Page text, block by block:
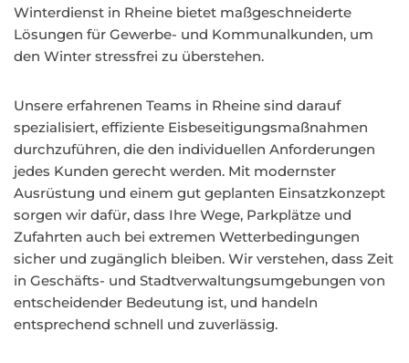
Winterdienst in Rheine bietet maßgeschneiderte
Lösungen für Gewerbe- und Kommunalkunden, um
den Winter stressfrei zu überstehen.
Unsere erfahrenen Teams in Rheine sind darauf
spezialisiert, effiziente Eisbeseitigungsmaßnahmen
durchzuführen, die den individuellen Anforderungen
jedes Kunden gerecht werden. Mit modernster
Ausrüstung und einem gut geplanten Einsatzkonzept
sorgen wir dafür, dass Ihre Wege, Parkplätze und
Zufahrten auch bei extremen Wetterbedingungen
sicher und zugänglich bleiben. Wir verstehen, dass Zeit
in Geschäfts- und Stadtverwaltungsumgebungen von
entscheidender Bedeutung ist, und handeln
entsprechend schnell und zuverlässig.